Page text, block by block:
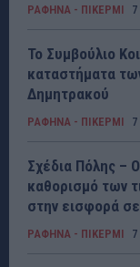
ΡΑΦΗΝΑ - ΠΙΚΕΡΜΙ
Το Συμβούλιο
καταστήματα
Δημητρακού
ΡΑΦΗΝΑ - ΠΙΚΕΡΜΙ
Σχέδια Πόλης –
καθορισμό των
στην εισφορά
ΡΑΦΗΝΑ - ΠΙΚΕΡΜΙ